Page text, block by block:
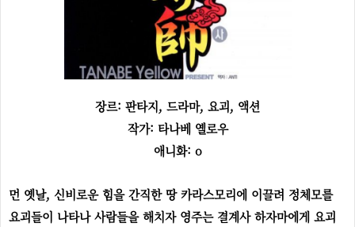
장르: 판타지, 드라마, 요괴, 액션
작가: 타나베 옐로우
애니화: o
먼 옛날, 신비로운 힘을 간직한 땅 카라스모리에 이끌려 정체모를
요괴들이 나타나 사람들을 해치자 영주는 결계사 하자마에게 요괴